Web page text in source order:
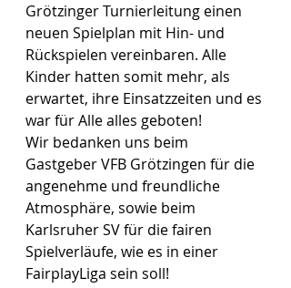
Grötzinger Turnierleitung einen
neuen Spielplan mit Hin- und
Rückspielen vereinbaren. Alle
Kinder hatten somit mehr, als
erwartet, ihre Einsatzzeiten und es
war für Alle alles geboten!
Wir bedanken uns beim
Gastgeber VFB Grötzingen für die
angenehme und freundliche
Atmosphäre, sowie beim
Karlsruher SV für die fairen
Spielverläufe, wie es in einer
FairplayLiga sein soll!